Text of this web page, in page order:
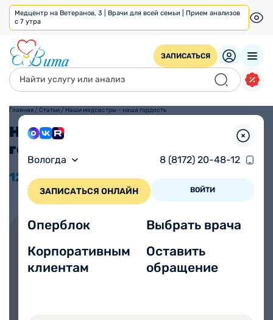
Медцентр на Ветеранов, 3 | Врачи для всей семьи | Прием анализов
с 7 утра
ЗАПИСАТЬСЯ
Вологда 8 (8172) 20-48-12
ЗАПИСАТЬСЯ ОНЛАЙН ВОЙТИ
Оперблок
Корпоративным
клиентам
Выбрать врача
Оставить
обращение
Главная /Статьи / Наши медсестры – наша гордость
Наши медсестры – наша
гордость
12.05
Записаться на прием онлайн